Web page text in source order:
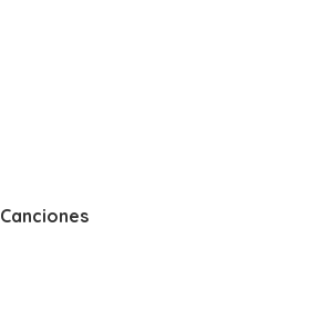
Canciones